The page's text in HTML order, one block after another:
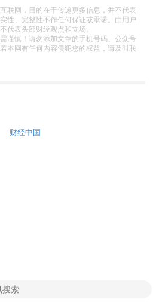
联网，目的在于传递更多信息，并不代表
性、完整性不作任何保证或承诺。由用户
代表头部财经观点和立场。
谨慎！请勿添加文章的手机号码、公众号
本网有任何内容侵犯您的权益，请及时联
财经中国